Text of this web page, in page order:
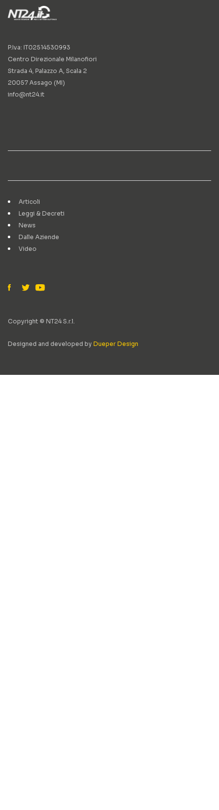
P.Iva: IT02514530993
Centro Direzionale Milanofiori
Strada 4, Palazzo A, Scala 2
20057 Assago (MI)
info@nt24.it
Articoli
Leggi & Decreti
News
Dalle Aziende
Video
Copyright © NT24 S.r.l.
Designed and developed by Dueper Design